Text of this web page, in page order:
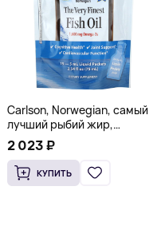
Carlson, Norwegian, самый
лучший рыбий жир,
натуральный лимон, 15
пакетиков (5 мл) каждый
2 023 ₽
КУПИТЬ